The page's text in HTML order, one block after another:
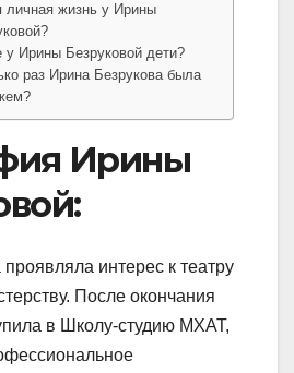
личная жизнь у Ирины
у Ирины Безруковой дети?
раз Ирина Безрукова была
Ирины
интерес к театру
После окончания
в Школу-студию МХАТ,